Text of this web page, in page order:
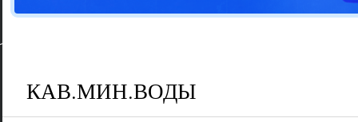
КАВ.МИН.ВОДЫ